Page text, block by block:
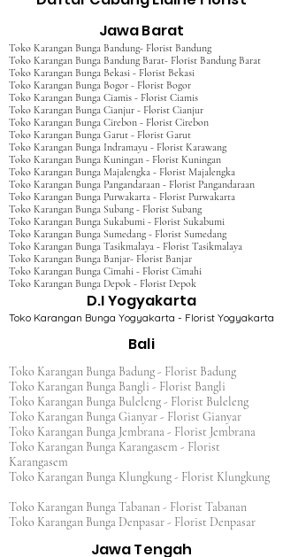
Jawa Barat
Toko Karangan Bunga Bandung- Florist Bandung
Toko Karangan Bunga Bandung Barat- Florist Bandung Barat
Toko Karangan Bunga Bekasi - Florist Bekasi
Toko Karangan Bunga Bogor - Florist Bogor
Toko Karangan Bunga Ciamis - Florist Ciamis
Toko Karangan Bunga Cianjur - Florist Cianjur
Toko Karangan Bunga Cirebon - Florist Cirebon
Toko Karangan Bunga Garut - Florist Garut
Toko Karangan Bunga Indramayu - Florist Karawang
Toko Karangan Bunga Kuningan - Florist Kuningan
Toko Karangan Bunga Majalengka - Florist Majalengka
Toko Karangan Bunga Pangandaraan - Florist Pangandaraan
Toko Karangan Bunga Purwakarta - Florist Purwakarta
Toko Karangan Bunga Subang - Florist Subang
Toko Karangan Bunga Sukabumi - Florist Sukabumi
Toko Karangan Bunga Sumedang - Florist Sumedang
Toko Karangan Bunga Tasikmalaya - Florist Tasikmalaya
Toko Karangan Bunga Banjar- Florist Banjar
Toko Karangan Bunga Cimahi - Florist Cimahi
Toko Karangan Bunga Depok - Florist Depok
D.I Yogyakarta
Toko Karangan Bunga Yogyakarta - Florist Yogyakarta
Bali
Toko Karangan Bunga Badung - Florist Badung
Toko Karangan Bunga Bangli - Florist Bangli
Toko Karangan Bunga Buleleng - Florist Buleleng
Toko Karangan Bunga Gianyar - Florist Gianyar
Toko Karangan Bunga Jembrana - Florist Jembrana
Toko Karangan Bunga Karangasem - Florist
Karangasem
Toko Karangan Bunga Klungkung - Florist Klungkung
Toko Karangan Bunga Tabanan - Florist Tabanan
Toko Karangan Bunga Denpasar - Florist Denpasar
Jawa Tengah